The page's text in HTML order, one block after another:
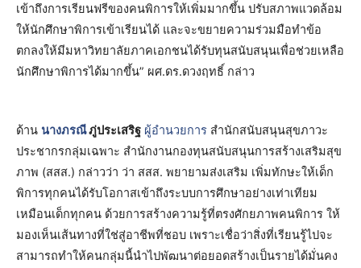
เข้าถึงการเรียนฟรีของคนพิการให้เพิ่มมากขึ้น ปรับสภาพแวดล้อม
ให้นักศึกษาพิการเข้าเรียนได้ และจะขยายความร่วมมือทำข้อ
ตกลงให้มีมหาวิทยาลัยภาคเอกชนได้รับทุนสนับสนุนเพื่อช่วยเหลือ
นักศึกษาพิการได้มากขึ้น” ผศ.ดร.ดวงฤทธิ์ กล่าว
ด้าน นางภรณีภู่ประเสริฐ ผู้อำนวยการ สำนักสนับสนุนสุขภาวะ
ประชากรกลุ่มเฉพาะ สำนักงานกองทุนสนับสนุนการสร้างเสริมสุข
ภาพ (สสส.) กล่าวว่า ว่า สสส. พยายามส่งเสริม เพิ่มทักษะให้เด็ก
พิการทุกคนได้รับโอกาสเข้าถึงระบบการศึกษาอย่างเท่าเทียม
เหมือนเด็กทุกคน ด้วยการสร้างความรู้ที่ตรงศักยภาพคนพิการ ให้
มองเห็นเส้นทางที่ใช่สู่อาชีพที่ชอบ เพราะเชื่อว่าสิ่งที่เรียนรู้ไปจะ
สามารถทำให้คนกลุ่มนี้นำไปพัฒนาต่อยอดสร้างเป็นรายได้มั่นคง